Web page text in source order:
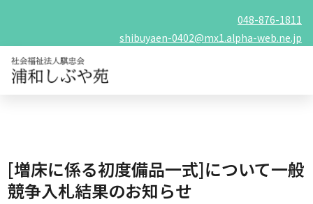
048-876-1811
shibuyaen-0402@mx1.alpha-web.ne.jp
[増床に係る初度備品一式]について一般
競争入札結果のお知らせ